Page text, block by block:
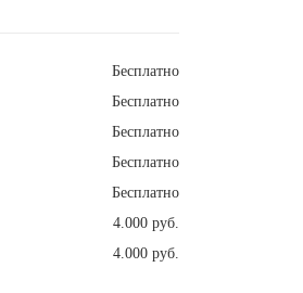
Бесплатно
Бесплатно
Бесплатно
Бесплатно
Бесплатно
4.000 руб.
4.000 руб.